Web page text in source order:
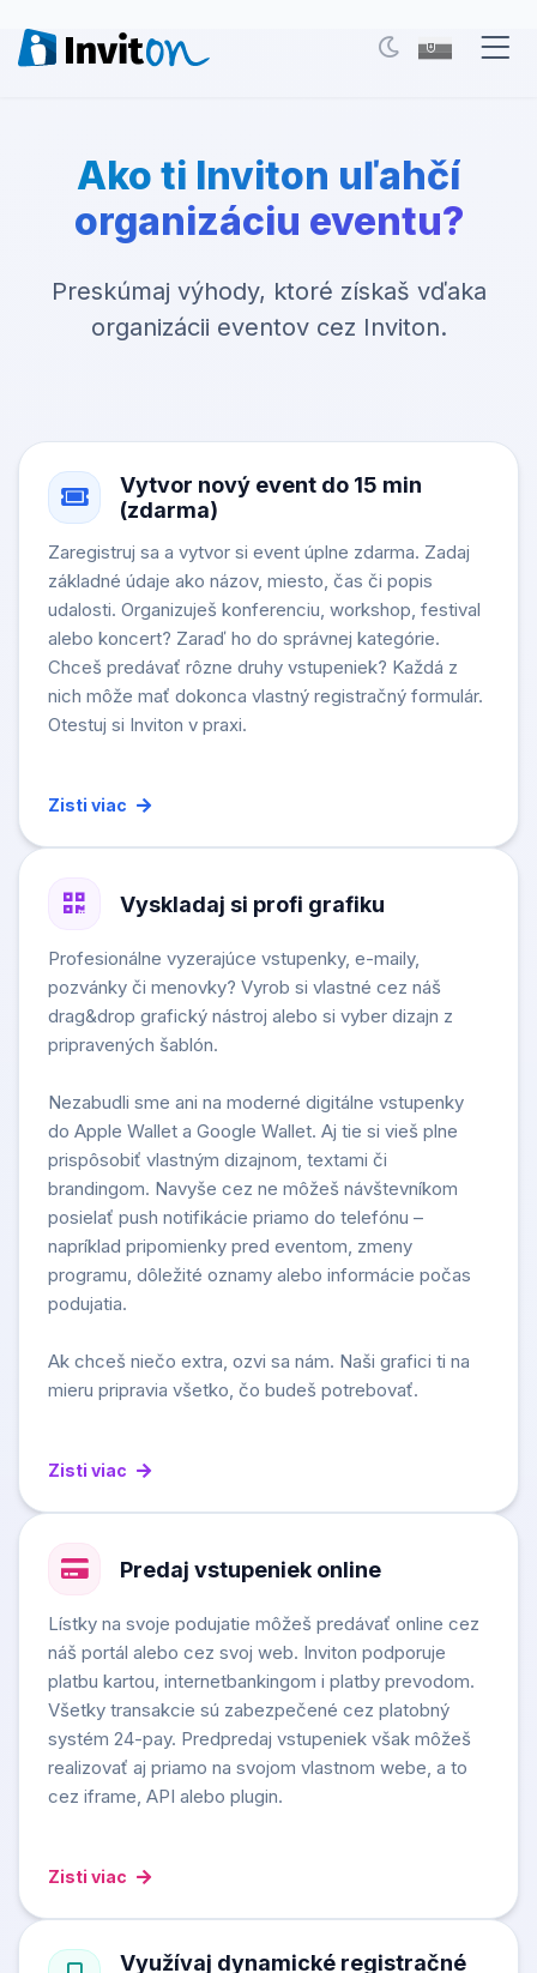
FAQ
Kontakt
Prihlásenie
Ako ti Inviton uľahčí
organizáciu eventu?
Preskúmaj výhody, ktoré získaš vďaka
organizácii eventov cez Inviton.
Vytvor nový event do 15 min
(zdarma)
Zaregistruj sa a vytvor si event úplne zdarma. Zadaj
základné údaje ako názov, miesto, čas či popis
udalosti. Organizuješ konferenciu, workshop, festival
alebo koncert? Zaraď ho do správnej kategórie.
Chceš predávať rôzne druhy vstupeniek? Každá z
nich môže mať dokonca vlastný registračný formulár.
Otestuj si Inviton v praxi.
Zisti viac
Vyskladaj si profi grafiku
Profesionálne vyzerajúce vstupenky, e-maily,
pozvánky či menovky? Vyrob si vlastné cez náš
drag&drop grafický nástroj alebo si vyber dizajn z
pripravených šablón.
Nezabudli sme ani na moderné digitálne vstupenky
do Apple Wallet a Google Wallet. Aj tie si vieš plne
prispôsobiť vlastným dizajnom, textami či
brandingom. Navyše cez ne môžeš návštevníkom
posielať push notifikácie priamo do telefónu –
napríklad pripomienky pred eventom, zmeny
programu, dôležité oznamy alebo informácie počas
podujatia.
Ak chceš niečo extra, ozvi sa nám. Naši grafici ti na
mieru pripravia všetko, čo budeš potrebovať.
Zisti viac
Predaj vstupeniek online
Lístky na svoje podujatie môžeš predávať online cez
náš portál alebo cez svoj web. Inviton podporuje
platbu kartou, internetbankingom i platby prevodom.
Všetky transakcie sú zabezpečené cez platobný
systém 24-pay. Predpredaj vstupeniek však môžeš
realizovať aj priamo na svojom vlastnom webe, a to
cez iframe, API alebo plugin.
Zisti viac
Využívaj dynamické registračné